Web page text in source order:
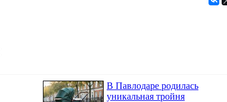
В Павлодаре родилась
уникальная тройня